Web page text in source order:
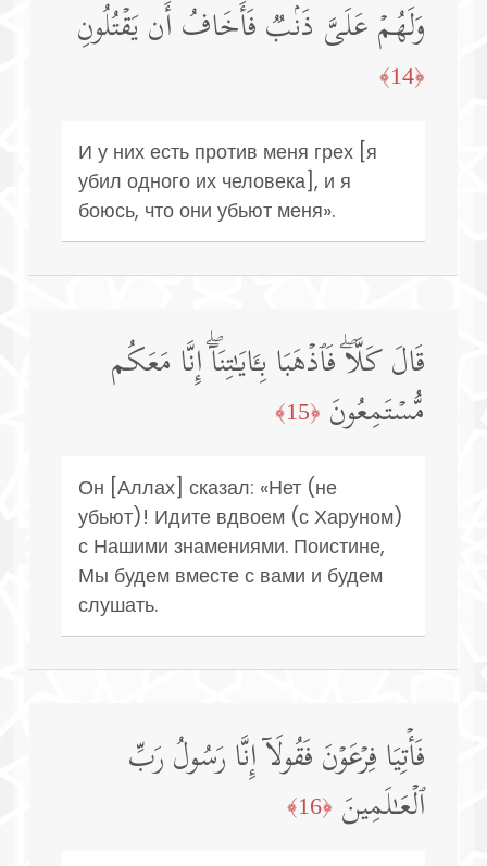
وَلَهُمۡ عَلَیَّ ذَنۢبࣱ فَأَخَافُ أَن یَقۡتُلُونِ
﴿14﴾
И у них есть против меня грех [я
убил одного их человека], и я
боюсь, что они убьют меня».
قَالَ كَلَّاۖ فَٱذۡهَبَا بِـَٔایَـٰتِنَاۤۖ إِنَّا مَعَكُم
مُّسۡتَمِعُونَ ﴿15﴾
Он [Аллах] сказал: «Нет (не
убьют)! Идите вдвоем (с Харуном)
с Нашими знамениями. Поистине,
Мы будем вместе с вами и будем
слушать.
فَأۡتِیَا فِرۡعَوۡنَ فَقُولَاۤ إِنَّا رَسُولُ رَبِّ
ٱلۡعَـٰلَمِینَ ﴿16﴾